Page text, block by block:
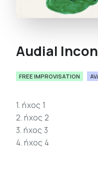
Audial
FREE IMPROVISATION
1. ήχος 1
2. ήχος 2
3. ήχος 3
4. ήχος 4